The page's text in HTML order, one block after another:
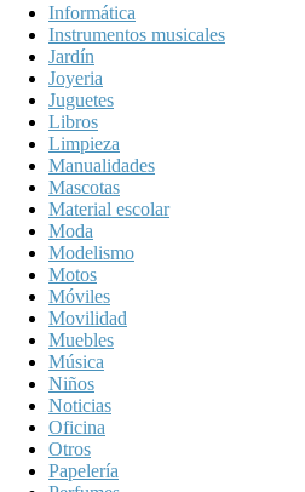
Informática
Instrumentos musicales
Jardín
Joyeria
Juguetes
Libros
Limpieza
Manualidades
Mascotas
Material escolar
Moda
Modelismo
Motos
Móviles
Movilidad
Muebles
Música
Niños
Noticias
Oficina
Otros
Papelería